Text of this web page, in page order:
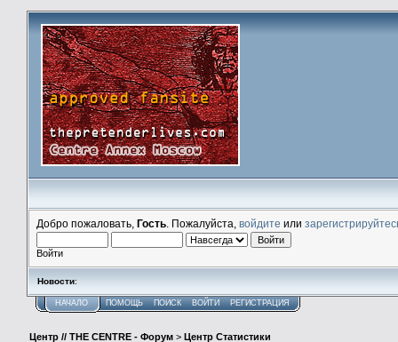
Добро пожаловать, Гость . Пожалуйста, войдите или
Войти
Новости:
НАЧАЛО ПОМОЩЬ ПОИСК ВОЙТИ РЕГИСТРАЦИЯ
Центр // THE CENTRE - Форум > Центр Статистики